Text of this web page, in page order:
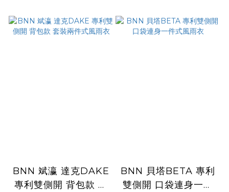
BNN 斌瀛 達克DAKE
專利雙側開 背包款 套
BNN 貝塔BETA 專利
雙側開 口袋連身一件